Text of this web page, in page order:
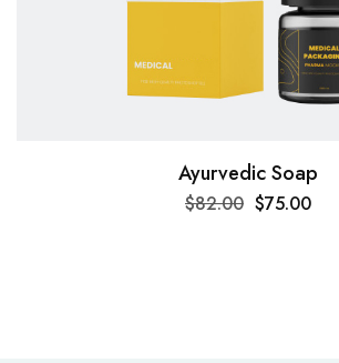
Ayurvedic Soap
$82.00 $75.00